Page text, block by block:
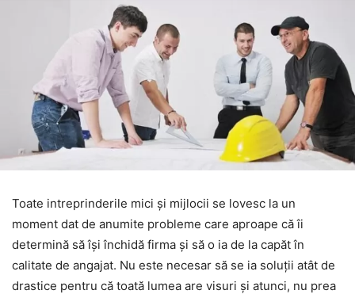
Toate intreprinderile mici și mijlocii se lovesc la un
moment dat de anumite probleme care aproape că îi
determină să își închidă firma și să o ia de la capăt în
calitate de angajat. Nu este necesar să se ia soluții atât de
drastice pentru că toată lumea are visuri și atunci, nu prea